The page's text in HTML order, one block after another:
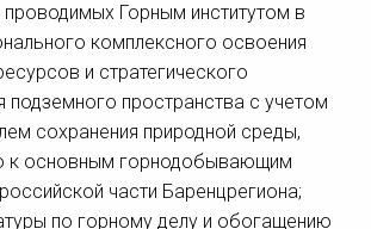
проводимых Горным институтом в
комплексного освоения
и стратегического
подземного пространства с учетом
сохранения природной среды,
к основным горнодобывающим
части Баренцрегиона;
по горному делу и обогащению